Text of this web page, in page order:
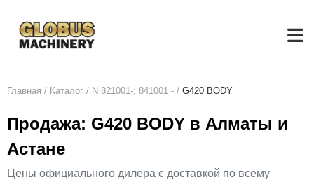
Главная / Каталог / N 821001-; 841001 - / G420 BODY
Продажа: G420 BODY в Алматы и
Астане
Цены официального дилера с доставкой по всему